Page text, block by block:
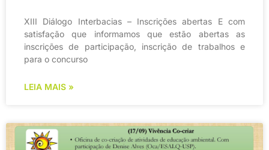
XIII Diálogo Interbacias – Inscrições abertas E com
satisfação que informamos que estão abertas as
inscrições de participação, inscrição de trabalhos e
para o concurso
LEIA MAIS »